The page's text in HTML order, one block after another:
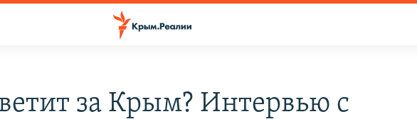
за Крым? Интервью с